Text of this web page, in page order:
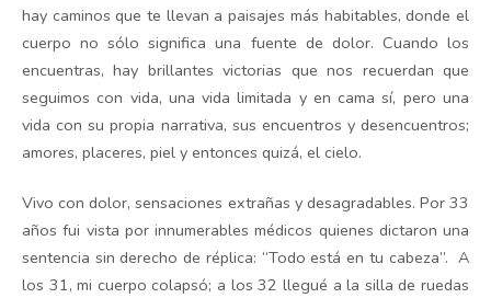
hay caminos que te llevan a paisajes más habitables, donde el
cuerpo no sólo significa una fuente de dolor. Cuando los
encuentras, hay brillantes victorias que nos recuerdan que
seguimos con vida, una vida limitada y en cama sí, pero una
vida con su propia narrativa, sus encuentros y desencuentros;
amores, placeres, piel y entonces quizá, el cielo.
Vivo con dolor, sensaciones extrañas y desagradables. Por 33
años fui vista por innumerables médicos quienes dictaron una
sentencia sin derecho de réplica: “Todo está en tu cabeza”. A
los 31, mi cuerpo colapsó; a los 32 llegué a la silla de ruedas